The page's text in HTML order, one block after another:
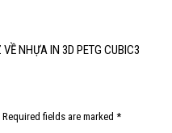
NHỰA IN 3D PETG CUBIC3
fields are marked *